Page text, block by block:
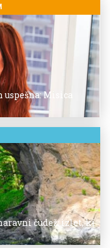
Misica
čudež: izlet, ki